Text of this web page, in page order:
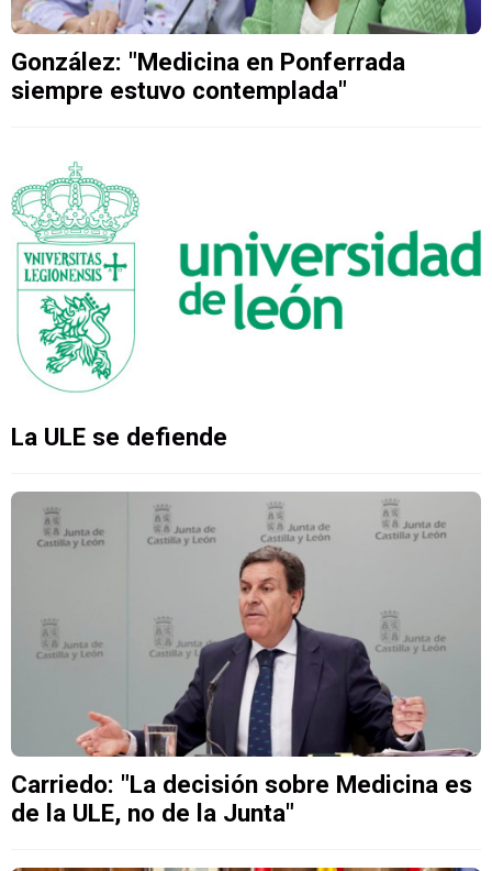
González: "Medicina en Ponferrada
siempre estuvo contemplada"
La ULE se defiende
Carriedo: "La decisión sobre Medicina es
de la ULE, no de la Junta"